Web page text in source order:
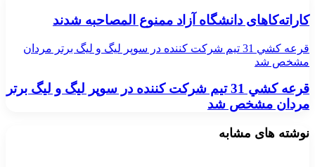
کاراته‌کاهای دانشگاه آزاد ممنوع المصاحبه شدند
قرعه كشي 31 تيم شركت كننده در سوپر ليگ و ليگ برتر مردان
مشخص شد
قرعه كشي 31 تيم شركت كننده در سوپر ليگ و ليگ برتر
مردان مشخص شد
نوشته های مشابه